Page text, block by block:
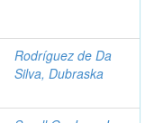
Rodríguez de Da
Silva, Dubraska